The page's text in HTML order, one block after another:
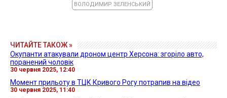
ВОЛОДИМИР ЗЕЛЕНСЬКИЙ
ЧИТАЙТЕ ТАКОЖ »
Окупанти атакували дроном центр Херсона: згоріло авто,
поранений чоловік
30 червня 2025, 12:40
Момент прильоту в ТЦК Кривого Рогу потрапив на відео
30 червня 2025, 11:40